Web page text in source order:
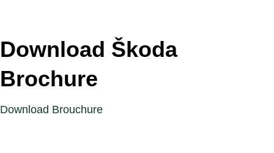
Download Škoda
Brochure
Download Brouchure